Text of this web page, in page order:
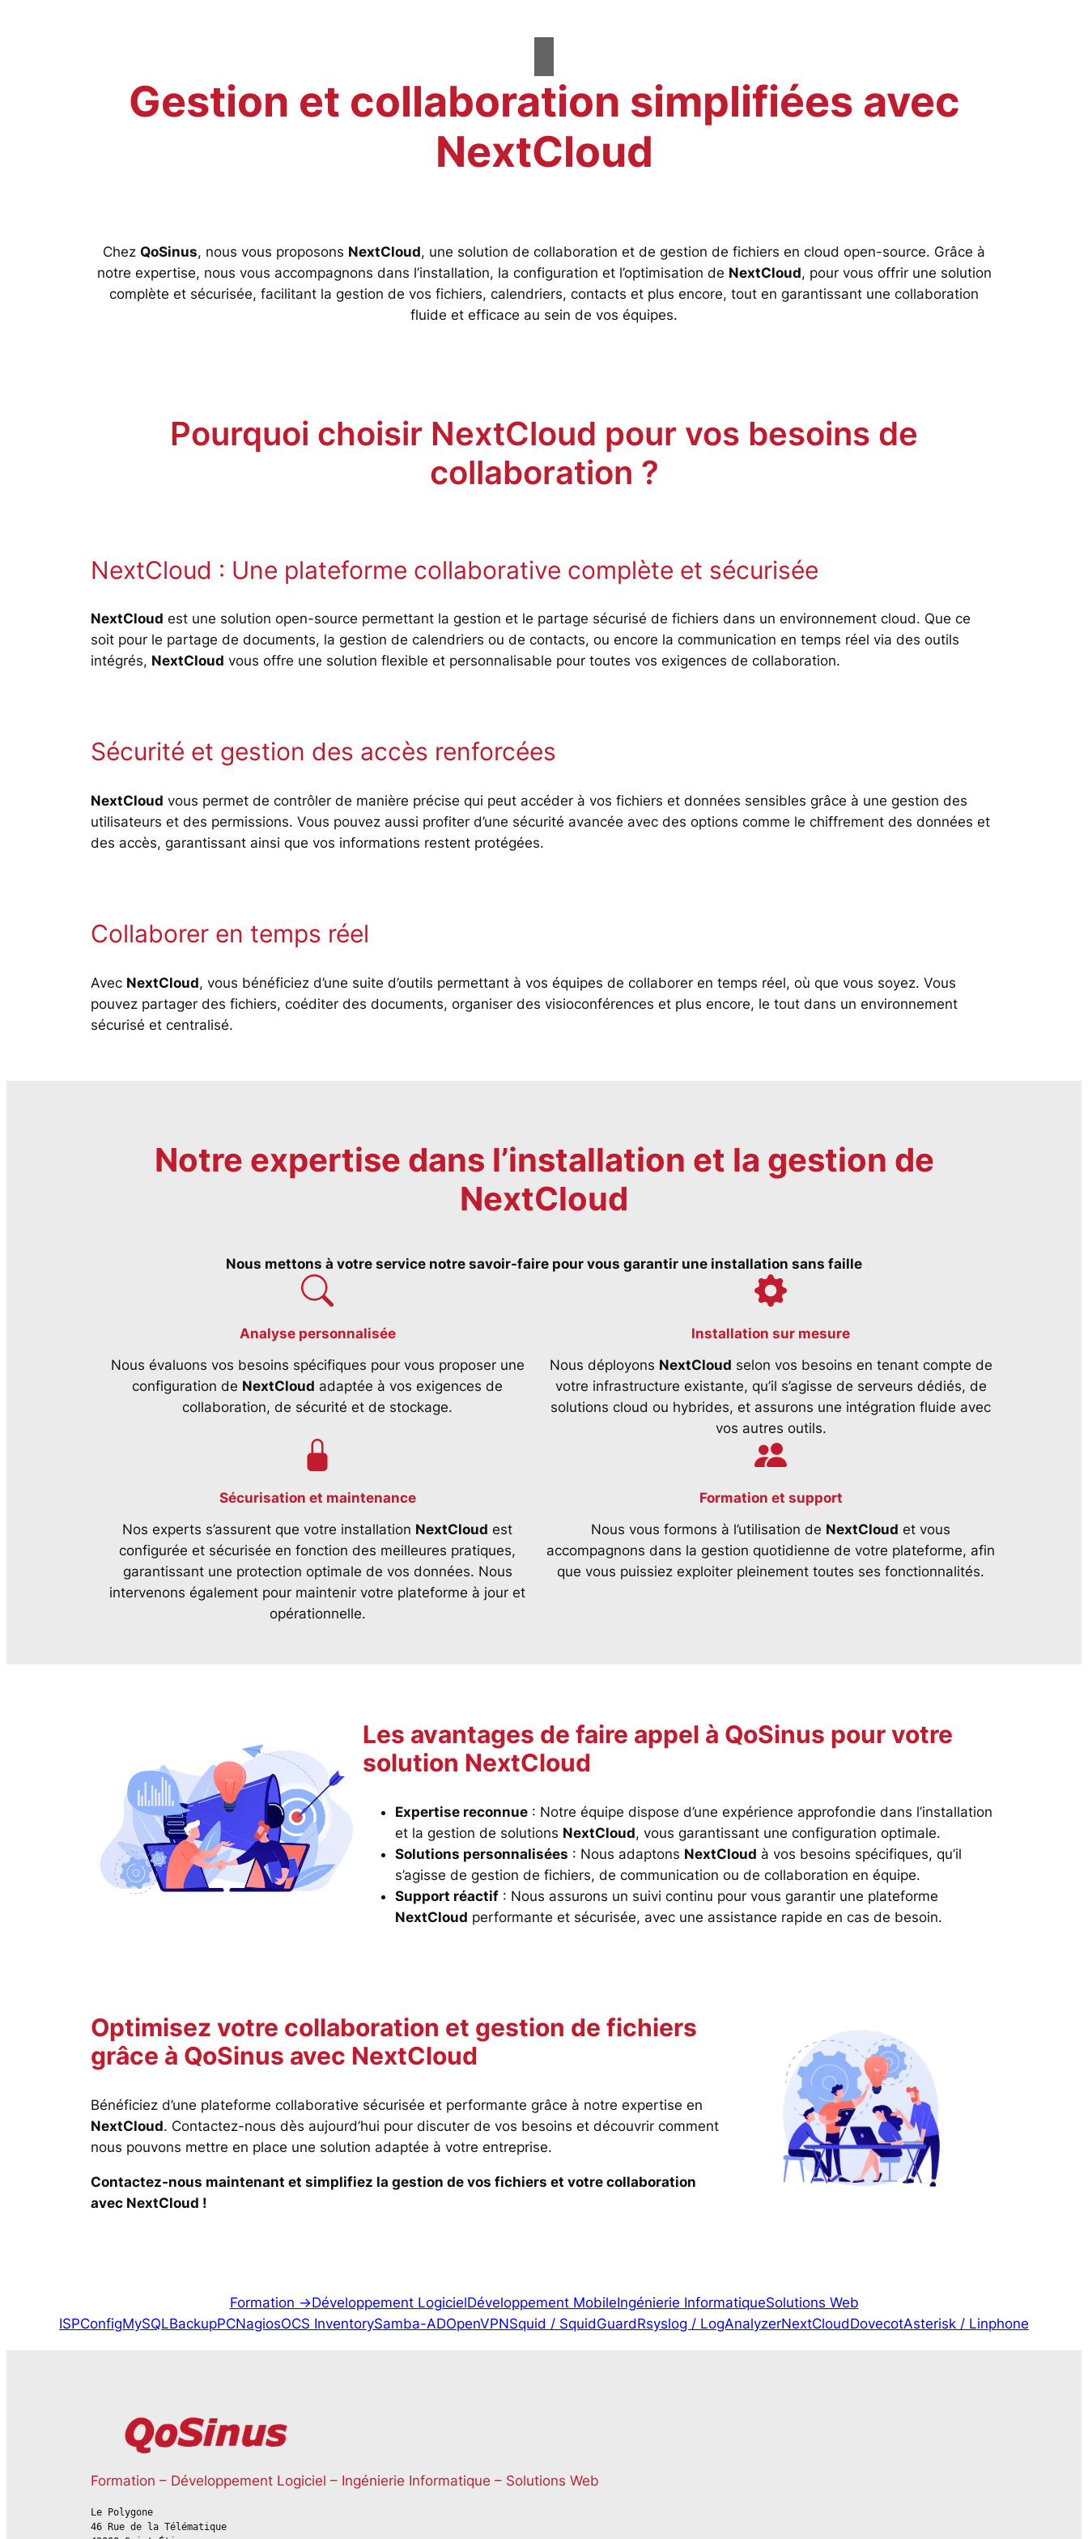
Gestion et collaboration simplifiées avec
NextCloud
Chez QoSinus, nous vous proposons NextCloud, une solution de collaboration et de gestion de fichiers en cloud open-source. Grâce à
notre expertise, nous vous accompagnons dans l’installation, la configuration et l’optimisation de NextCloud, pour vous offrir une solution
complète et sécurisée, facilitant la gestion de vos fichiers, calendriers, contacts et plus encore, tout en garantissant une collaboration
fluide et efficace au sein de vos équipes.
Pourquoi choisir NextCloud pour vos besoins de
collaboration ?
NextCloud : Une plateforme collaborative complète et sécurisée
NextCloud est une solution open-source permettant la gestion et le partage sécurisé de fichiers dans un environnement cloud. Que ce
soit pour le partage de documents, la gestion de calendriers ou de contacts, ou encore la communication en temps réel via des outils
intégrés, NextCloud vous offre une solution flexible et personnalisable pour toutes vos exigences de collaboration.
Sécurité et gestion des accès renforcées
NextCloud vous permet de contrôler de manière précise qui peut accéder à vos fichiers et données sensibles grâce à une gestion des
utilisateurs et des permissions. Vous pouvez aussi profiter d’une sécurité avancée avec des options comme le chiffrement des données et
des accès, garantissant ainsi que vos informations restent protégées.
Collaborer en temps réel
Avec NextCloud, vous bénéficiez d’une suite d’outils permettant à vos équipes de collaborer en temps réel, où que vous soyez. Vous
pouvez partager des fichiers, coéditer des documents, organiser des visioconférences et plus encore, le tout dans un environnement
sécurisé et centralisé.
Notre expertise dans l’installation et la gestion de
NextCloud
Nous mettons à votre service notre savoir-faire pour vous garantir une installation sans faille
Analyse personnalisée
Nous évaluons vos besoins spécifiques pour vous proposer une
configuration de NextCloud adaptée à vos exigences de
collaboration, de sécurité et de stockage.
Installation sur mesure
Nous déployons NextCloud selon vos besoins en tenant compte de
votre infrastructure existante, qu’il s’agisse de serveurs dédiés, de
solutions cloud ou hybrides, et assurons une intégration fluide avec
vos autres outils.
Sécurisation et maintenance
Nos experts s’assurent que votre installation NextCloud est
configurée et sécurisée en fonction des meilleures pratiques,
garantissant une protection optimale de vos données. Nous
intervenons également pour maintenir votre plateforme à jour et
opérationnelle.
Formation et support
Nous vous formons à l’utilisation de NextCloud et vous
accompagnons dans la gestion quotidienne de votre plateforme, afin
que vous puissiez exploiter pleinement toutes ses fonctionnalités.
Les avantages de faire appel à QoSinus pour votre
solution NextCloud
Expertise reconnue : Notre équipe dispose d’une expérience approfondie dans l’installation
et la gestion de solutions NextCloud, vous garantissant une configuration optimale.
Solutions personnalisées : Nous adaptons NextCloud à vos besoins spécifiques, qu’il
s’agisse de gestion de fichiers, de communication ou de collaboration en équipe.
Support réactif : Nous assurons un suivi continu pour vous garantir une plateforme
NextCloud performante et sécurisée, avec une assistance rapide en cas de besoin.
Optimisez votre collaboration et gestion de fichiers
grâce à QoSinus avec NextCloud
Bénéficiez d’une plateforme collaborative sécurisée et performante grâce à notre expertise en
NextCloud. Contactez-nous dès aujourd’hui pour discuter de vos besoins et découvrir comment
nous pouvons mettre en place une solution adaptée à votre entreprise.
Contactez-nous maintenant et simplifiez la gestion de vos fichiers et votre collaboration
avec NextCloud !
Formation ->Développement LogicielDéveloppement MobileIngénierie InformatiqueSolutions Web
ISPConfigMySQLBackupPCNagiosOCS InventorySamba-ADOpenVPNSquid / SquidGuardRsyslog / LogAnalyzerNextCloudDovecotAsterisk / Linphone
Formation – Développement Logiciel – Ingénierie Informatique – Solutions Web
Le Polygone
46 Rue de la Télématique